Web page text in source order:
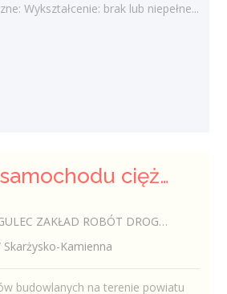
Wykształcenie: brak lub niepełne...
Kierowca samochodu ciężarowego (k/m)
ROBÓT DROGOWYCH "KROGULEC"
Kamienna
budowlanych na terenie powiatu